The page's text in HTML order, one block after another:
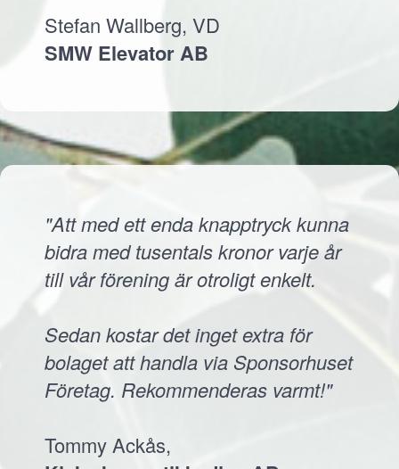
Stefan Wallberg, VD
SMW Elevator AB
"Att med ett enda knapptryck kunna
bidra med tusentals kronor varje år
till vår förening är otroligt enkelt.
Sedan kostar det inget extra för
bolaget att handla via Sponsorhuset
Företag. Rekommenderas varmt!"
Tommy Ackås,